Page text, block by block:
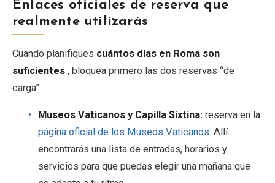
Enlaces oficiales de reserva que
realmente utilizarás
Cuando planifiques cuántos días en Roma son
suficientes , bloquea primero las dos reservas “de
carga”:
Museos Vaticanos y Capilla Sixtina: reserva en la
página oficial de los Museos Vaticanos. Allí
encontrarás una lista de entradas, horarios y
servicios para que puedas elegir una mañana que